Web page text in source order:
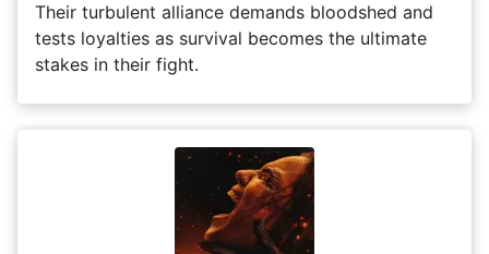
Their turbulent alliance demands bloodshed and
tests loyalties as survival becomes the ultimate
stakes in their fight.